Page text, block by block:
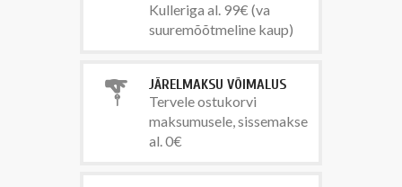
Kulleriga al. 99€ (va
suuremõõtmeline kaup)
JÄRELMAKSU VÕIMALUS
Tervele ostukorvi
maksumusele, sissemakse
al. 0€